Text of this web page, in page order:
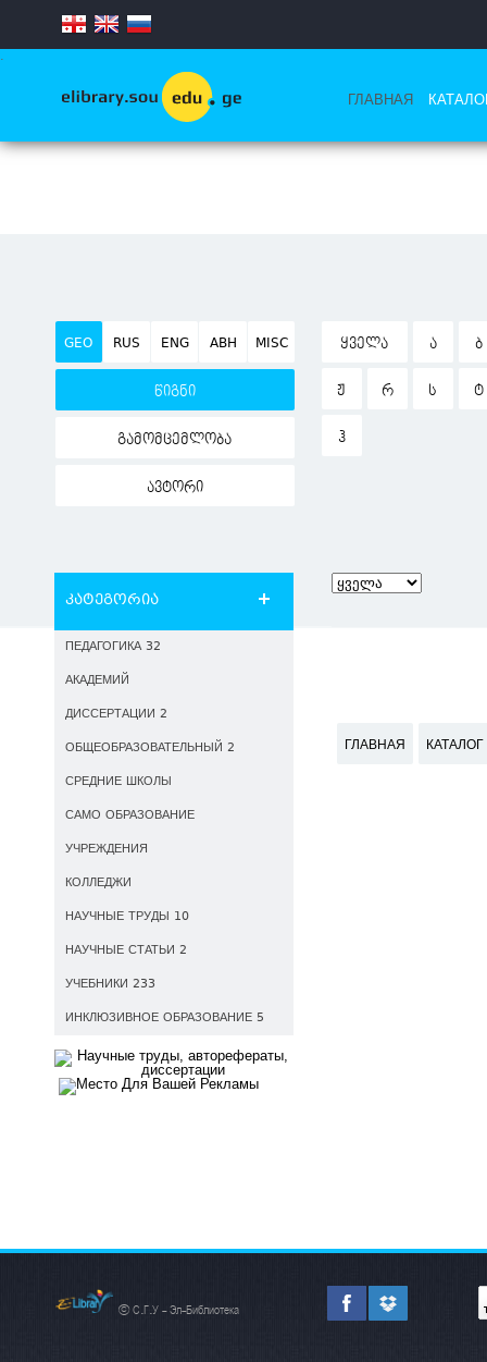
.
ГЛАВНАЯ
GEO RUS ENG ABH MISC
წიგნი
გამომცემლობა
ავტორი
ᲧᲕᲔᲚᲐ Ა Ბ
Ჟ Რ Ს Ტ
Ჰ
კატეგორია
ПЕДАГОГИКА 32
АКАДЕМИЙ
ДИССЕРТАЦИИ 2
ОБЩЕОБРАЗОВАТЕЛЬНЫЙ 2
СРЕДНИЕ ШКОЛЫ
САМО ОБРАЗОВАНИЕ
УЧРЕЖДЕНИЯ
КОЛЛЕДЖИ
НАУЧНЫЕ ТРУДЫ 10
НАУЧНЫЕ СТАТЬИ 2
УЧЕБНИКИ 233
ИНКЛЮЗИВНОЕ ОБРАЗОВАНИЕ 5
ГЛАВНАЯ
© С.Г.У - Эл-Библиотека